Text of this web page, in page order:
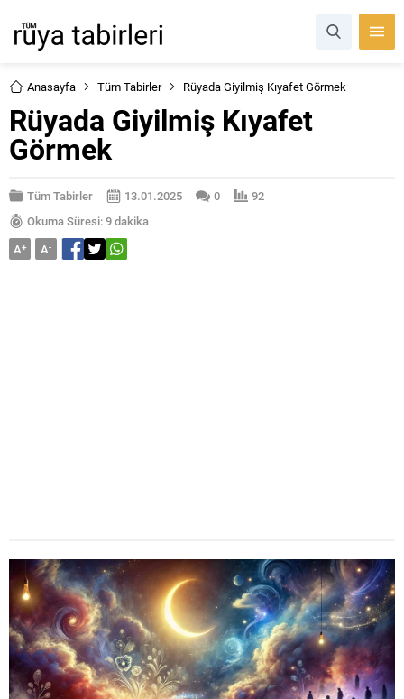
Anasayfa Tüm Tabirler Rüyada Giyilmiş Kıyafet Görmek
Rüyada Giyilmiş Kıyafet
Görmek
Tüm Tabirler 13.01.2025 0
92
Okuma Süresi: 9 dakika
A+ A-